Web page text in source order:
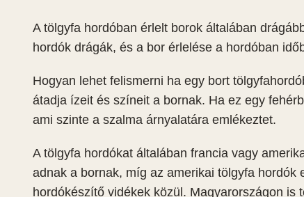
A tölgyfa hordóban érlelt borok általában
hordók drágák, és a bor érlelése a hordóban
Hogyan lehet felismerni ha egy bort
átadja ízeit és színeit a bornak. Ha ez egy
ami szinte a szalma árnyalatára emlékeztet.
A tölgyfa hordókat általában francia vagy
adnak a bornak, míg az amerikai tölgyfa
hordókészítő vidékek közül. Magyarországon